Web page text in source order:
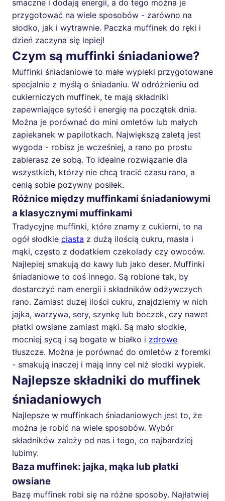
smaczne i dodają energii, a do tego można je
przygotować na wiele sposobów - zarówno na
słodko, jak i wytrawnie. Paczka muffinek do ręki i
dzień zaczyna się lepiej!
Czym są muffinki śniadaniowe?
Muffinki śniadaniowe to małe wypieki przygotowane
specjalnie z myślą o śniadaniu. W odróżnieniu od
cukierniczych muffinek, te mają składniki
zapewniające sytość i energię na początek dnia.
Można je porównać do mini omletów lub małych
zapiekanek w papilotkach. Największą zaletą jest
wygoda - robisz je wcześniej, a rano po prostu
zabierasz ze sobą. To idealne rozwiązanie dla
wszystkich, którzy nie chcą tracić czasu rano, a
cenią sobie pożywny posiłek.
Różnice między muffinkami śniadaniowymi
a klasycznymi muffinkami
Tradycyjne muffinki, które znamy z cukierni, to na
ogół słodkie ciasta z dużą ilością cukru, masła i
mąki, często z dodatkiem czekolady czy owoców.
Najlepiej smakują do kawy lub jako deser. Muffinki
śniadaniowe to coś innego. Są robione tak, by
dostarczyć nam energii i składników odżywczych
rano. Zamiast dużej ilości cukru, znajdziemy w nich
jajka, warzywa, sery, szynkę lub boczek, czy nawet
płatki owsiane zamiast mąki. Są mało słodkie,
mocniej sycą i są bogate w białko i zdrowe
tłuszcze. Można je porównać do omletów z foremki
- smakują inaczej i mają inny cel niż słodki wypiek.
Najlepsze składniki do muffinek
śniadaniowych
Najlepsze w muffinkach śniadaniowych jest to, że
można je robić na wiele sposobów. Wybór
składników zależy od nas i tego, co najbardziej
lubimy.
Baza muffinek: jajka, mąka lub płatki
owsiane
Bazę muffinek robi się na różne sposoby. Najłatwiej